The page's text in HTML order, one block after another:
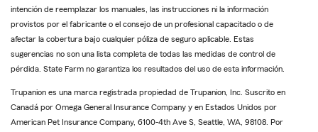
intención de reemplazar los manuales, las instrucciones ni la información
provistos por el fabricante o el consejo de un profesional capacitado o de
afectar la cobertura bajo cualquier póliza de seguro aplicable. Estas
sugerencias no son una lista completa de todas las medidas de control de
pérdida. State Farm no garantiza los resultados del uso de esta información.
Trupanion es una marca registrada propiedad de Trupanion, Inc. Suscrito en
Canadá por Omega General Insurance Company y en Estados Unidos por
American Pet Insurance Company, 6100-4th Ave S, Seattle, WA, 98108. Por